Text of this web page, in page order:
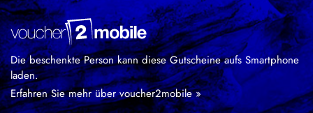
Die beschenkte Person kann diese Gutscheine aufs Smartphone
laden.
Erfahren Sie mehr über voucher2mobile »